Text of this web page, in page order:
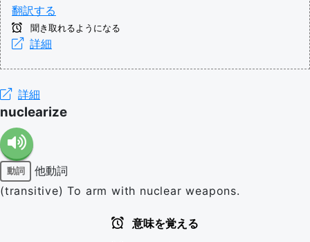
翻訳する
聞き取れるようになる
詳細
詳細
nuclearize
動詞
他動詞
(transitive) To arm with nuclear weapons.
意味を覚える